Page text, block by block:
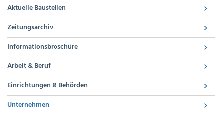
Aktuelle Baustellen
Zeitungsarchiv
Informationsbroschüre
Arbeit & Beruf
Einrichtungen & Behörden
Unternehmen